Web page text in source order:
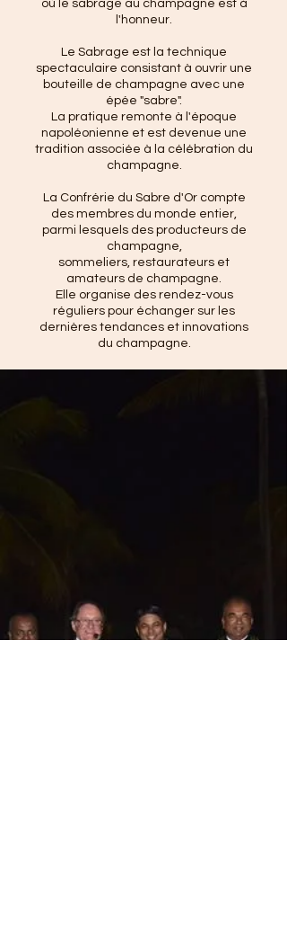
où le sabrage au champagne est à
l'honneur.
Le Sabrage est la technique
spectaculaire consistant à ouvrir une
bouteille de champagne avec une
épée "sabre".
La pratique remonte à l'époque
napoléonienne et est devenue une
tradition associée à la célébration du
champagne.
La Confrérie du Sabre d'Or compte
des membres du monde entier,
parmi lesquels des producteurs de
champagne,
sommeliers, restaurateurs et
amateurs de champagne.
Elle organise des rendez-vous
réguliers pour échanger sur les
dernières tendances et innovations
du champagne.